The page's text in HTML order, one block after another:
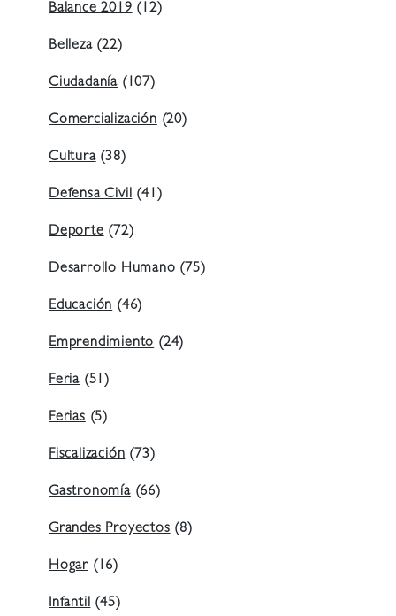
Balance 2019 (12)
Belleza(22)
Ciudadanía (107)
Comercialización (20)
Cultura(38)
Defensa Civil (41)
Deporte (72)
Desarrollo Humano (75)
Educación (46)
Emprendimiento (24)
Feria (51)
Ferias (5)
Fiscalización (73)
Gastronomía(66)
Grandes Proyectos (8)
Hogar (16)
Infantil (45)